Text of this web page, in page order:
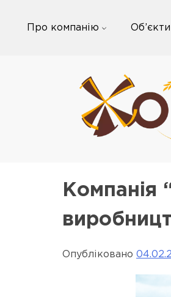
Про компанію Об’єкти
Компанія
Опубліковано